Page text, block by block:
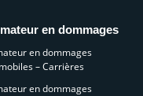
en dommages
en dommages
– Carrières
en dommages